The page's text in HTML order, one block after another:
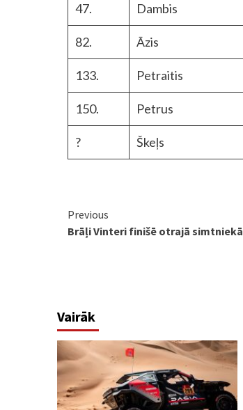
47. Dambis
82. Āzis
133. Petraitis
150. Petrus
? Škeļs
Continue
Reading
Previous
Brāļi Vinteri finišē otrajā simtniekā
Vairāk